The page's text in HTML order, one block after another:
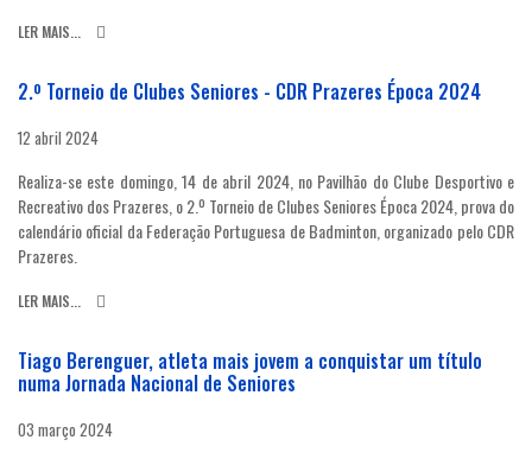
LER MAIS...
2.º Torneio de Clubes Seniores - CDR Prazeres Época 2024
12 abril 2024
Realiza-se este domingo, 14 de abril 2024, no Pavilhão do Clube Desportivo e
Recreativo dos Prazeres, o 2.º Torneio de Clubes Seniores Época 2024, prova do
calendário oficial da Federação Portuguesa de Badminton, organizado pelo CDR
Prazeres.
LER MAIS...
Tiago Berenguer, atleta mais jovem a conquistar um título
numa Jornada Nacional de Seniores
03 março 2024